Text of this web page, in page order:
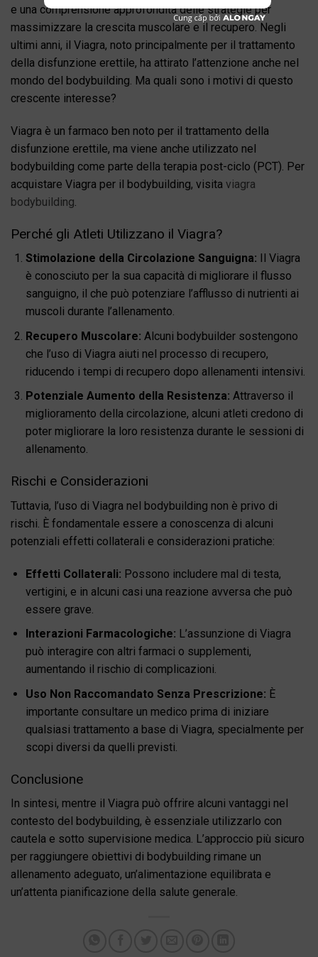
e una comprensione approfondita delle strategie per
massimizzare la crescita muscolare e il recupero. Negli
ultimi anni, il Viagra, noto principalmente per il trattamento
della disfunzione erettile, ha attirato l’attenzione anche nel
mondo del bodybuilding. Ma quali sono i motivi di questo
crescente interesse?
Viagra è un farmaco ben noto per il trattamento della
disfunzione erettile, ma viene anche utilizzato nel
bodybuilding come parte della terapia post-ciclo (PCT). Per
acquistare Viagra per il bodybuilding, visita viagra
bodybuilding
Perché gli Atleti Utilizzano il Viagra?
Stimolazione della Circolazione Sanguigna: Il Viagra
è conosciuto per la sua capacità di migliorare il flusso
sanguigno, il che può potenziare l’afflusso di nutrienti ai
muscoli durante l’allenamento.
Recupero Muscolare: Alcuni bodybuilder sostengono
che l’uso di Viagra aiuti nel processo di recupero,
riducendo i tempi di recupero dopo allenamenti intensivi.
Potenziale Aumento della Resistenza: Attraverso il
miglioramento della circolazione, alcuni atleti credono di
poter migliorare la loro resistenza durante le sessioni di
allenamento.
Rischi e Considerazioni
Tuttavia, l’uso di Viagra nel bodybuilding non è privo di
rischi. È fondamentale essere a conoscenza di alcuni
potenziali effetti collaterali e considerazioni pratiche:
Effetti Collaterali: Possono includere mal di testa,
vertigini, e in alcuni casi una reazione avversa che può
essere grave.
Interazioni Farmacologiche: L’assunzione di Viagra
può interagire con altri farmaci o supplementi,
aumentando il rischio di complicazioni.
Uso Non Raccomandato Senza Prescrizione: È
importante consultare un medico prima di iniziare
qualsiasi trattamento a base di Viagra, specialmente per
scopi diversi da quelli previsti.
Conclusione
In sintesi, mentre il Viagra può offrire alcuni vantaggi nel
contesto del bodybuilding, è essenziale utilizzarlo con
cautela e sotto supervisione medica. L’approccio più sicuro
per raggiungere obiettivi di bodybuilding rimane un
allenamento adeguato, un’alimentazione equilibrata e
un’attenta pianificazione della salute generale.